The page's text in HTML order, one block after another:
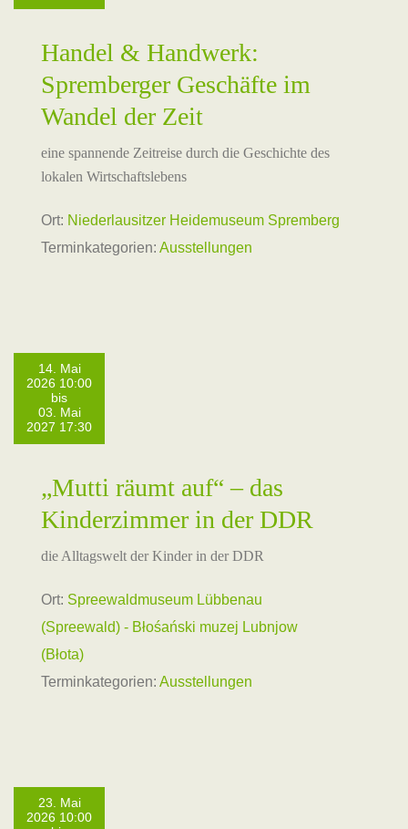
Handel & Handwerk:
Spremberger Geschäfte im
Wandel der Zeit
eine spannende Zeitreise durch die Geschichte des
lokalen Wirtschaftslebens
Ort: Niederlausitzer Heidemuseum Spremberg
Terminkategorien: Ausstellungen
14. Mai
2026 10:00
bis
03. Mai
2027 17:30
„Mutti räumt auf“ – das
Kinderzimmer in der DDR
die Alltagswelt der Kinder in der DDR
Ort: Spreewaldmuseum Lübbenau
(Spreewald) - Błośański muzej Lubnjow
(Błota)
Terminkategorien: Ausstellungen
23. Mai
2026 10:00